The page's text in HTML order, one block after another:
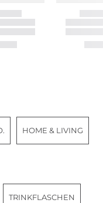
HOME & LIVING
TRINKFLASCHEN